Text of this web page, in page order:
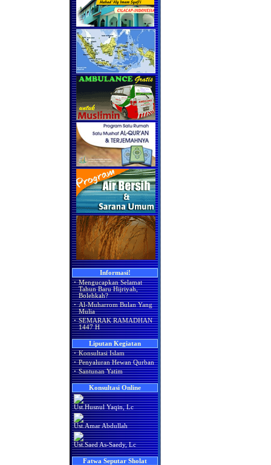
Informasi!
· Mengucapkan Selamat
Tahun Baru Hijriyah,
Bolehkah?
· Al-Muharrom Bulan Yang
Mulia
· SEMARAK RAMADHAN
1447 H
Liputan Kegiatan
· Konsultasi Islam
· Penyaluran Hewan Qurban
· Santunan Yatim
Konsultasi Online
Ust.Husnul Yaqin, Lc
Ust.Amar Abdullah
Ust.Saed As-Saedy, Lc
Fatwa Seputar Sholat